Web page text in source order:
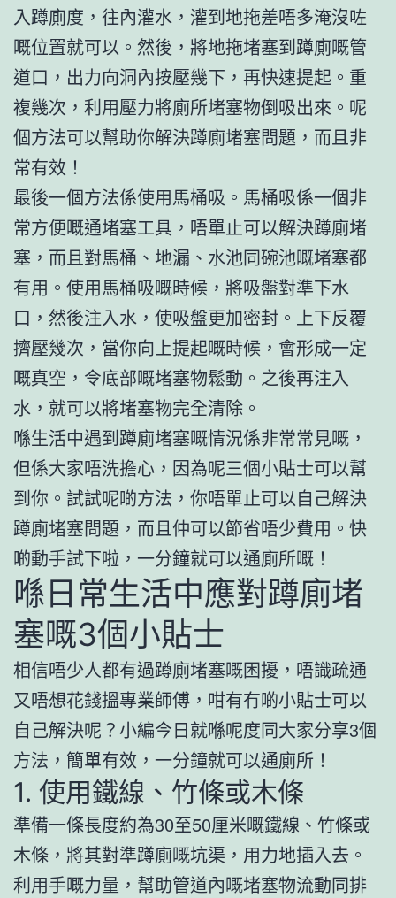
入蹲廁度，往內灌水，灌到地拖差唔多淹沒咗
嘅位置就可以。然後，將地拖堵塞到蹲廁嘅管
道口，出力向洞內按壓幾下，再快速提起。重
複幾次，利用壓力將廁所堵塞物倒吸出來。呢
個方法可以幫助你解決蹲廁堵塞問題，而且非
常有效！
最後一個方法係使用馬桶吸。馬桶吸係一個非
常方便嘅通堵塞工具，唔單止可以解決蹲廁堵
塞，而且對馬桶、地漏、水池同碗池嘅堵塞都
有用。使用馬桶吸嘅時候，將吸盤對準下水
口，然後注入水，使吸盤更加密封。上下反覆
擠壓幾次，當你向上提起嘅時候，會形成一定
嘅真空，令底部嘅堵塞物鬆動。之後再注入
水，就可以將堵塞物完全清除。
喺生活中遇到蹲廁堵塞嘅情況係非常常見嘅，
但係大家唔洗擔心，因為呢三個小貼士可以幫
到你。試試呢啲方法，你唔單止可以自己解決
蹲廁堵塞問題，而且仲可以節省唔少費用。快
啲動手試下啦，一分鐘就可以通廁所嘅！
喺日常生活中應對蹲廁堵
塞嘅3個小貼士
相信唔少人都有過蹲廁堵塞嘅困擾，唔識疏通
又唔想花錢搵專業師傅，咁有冇啲小貼士可以
自己解決呢？小編今日就喺呢度同大家分享3個
方法，簡單有效，一分鐘就可以通廁所！
1. 使用鐵線、竹條或木條
準備一條長度約為30至50厘米嘅鐵線、竹條或
木條，將其對準蹲廁嘅坑渠，用力地插入去。
利用手嘅力量，幫助管道內嘅堵塞物流動同排